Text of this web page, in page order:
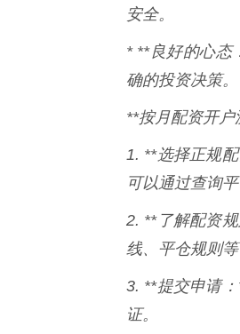
安全。
* **良好的心态
确的投资决策。
**按月配资开户
1. **选择正规
可以通过查询
2. **了解配资
线、平仓规则
3. **提交申请
证。